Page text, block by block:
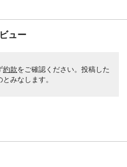
ュー
約款をご確認ください。投稿した
みなします。